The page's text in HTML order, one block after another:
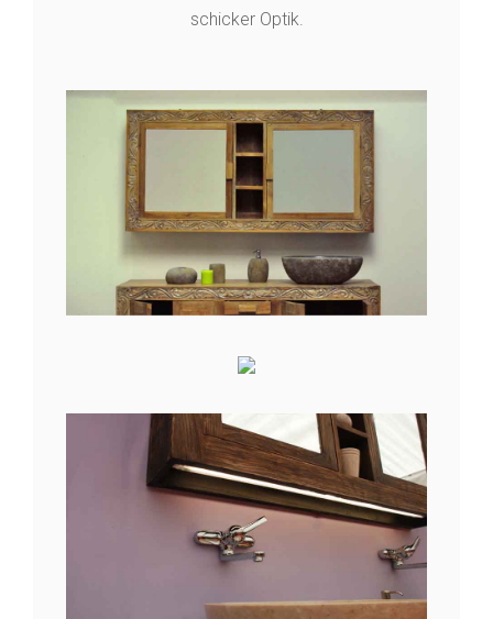
schicker Optik.